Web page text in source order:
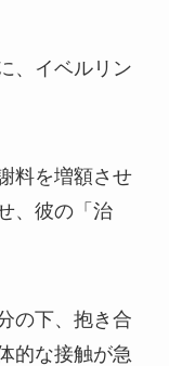
、イベルリン
料を増額させ
、彼の「治
の下、抱き合
的な接触が急